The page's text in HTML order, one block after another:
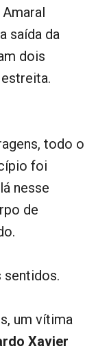
saída da
dois
todo o
foi
nesse
de
sentidos.
um vítima
Xavier